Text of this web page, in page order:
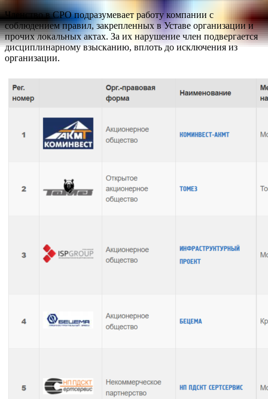
Членство в СРО подразумевает работу компании с
соблюдением правил, закрепленных в Уставе организации и
прочих локальных актах. За их нарушение член подвергается
дисциплинарному взысканию, вплоть до исключения из
организации.